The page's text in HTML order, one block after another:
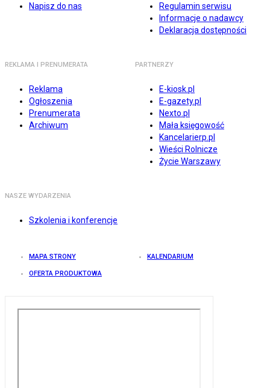
Napisz do nas
Regulamin serwisu
Informacje o nadawcy
Deklaracja dostępności
REKLAMA I PRENUMERATA
Reklama
Ogłoszenia
Prenumerata
Archiwum
PARTNERZY
E-kiosk.pl
E-gazety.pl
Nexto.pl
Mała księgowość
Kancelarierp.pl
Wieści Rolnicze
Życie Warszawy
NASZE WYDARZENIA
Szkolenia i konferencje
MAPA STRONY KALENDARIUM
OFERTA PRODUKTOWA